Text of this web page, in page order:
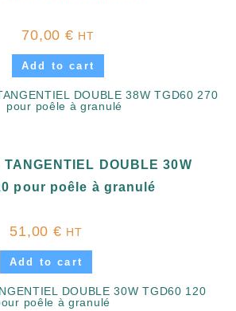
70,00 € HT
Add to cart
DOUBLE 30W
pour poêle à granulé
51,00 € HT
Add to cart